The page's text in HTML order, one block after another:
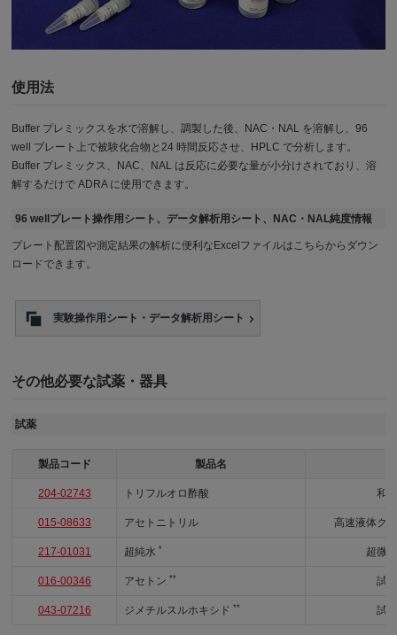
使用法
Buffer プレミックスを水で溶解し、調製した後、NAC・NAL を溶解し、96
well プレート上で被験化合物と24 時間反応させ、HPLC で分析します。
Buffer プレミックス、NAC、NAL は反応に必要な量が小分けされており、溶
解するだけで ADRA に使用できます。
96 wellプレート操作用シート、データ解析用シート、NAC・NAL純度情報
プレート配置図や測定結果の解析に便利なExcelファイルはこちらからダウン
ロードできます。
実験操作用シート・データ解析用シート
その他必要な試薬・器具
試薬
製品コード 製品名
204-02743 トリフルオロ酢酸 和
015-08633 アセトニトリル 高速液体ク
217-01031 超純水* 超微
016-00346 アセトン** 試
043-07216 ジメチルスルホキシド** 試